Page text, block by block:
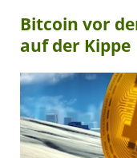
Bitcoin vor
auf der Kippe